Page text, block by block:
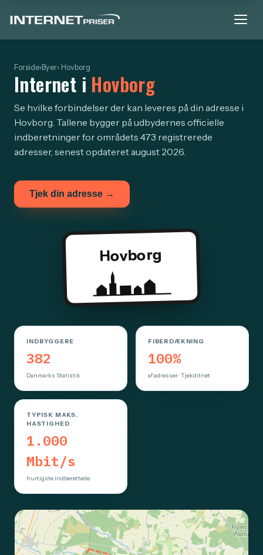
Forside›Byer› Hovborg
Internet i Hovborg
Se hvilke forbindelser der kan leveres på din adresse i
Hovborg. Tallene bygger på udbydernes officielle
indberetninger for områdets 473 registrerede
adresser, senest opdateret august 2026.
Tjek din adresse →
Hovborg
INDBYGGERE
382
Danmarks Statistik
FIBERDÆKNING
100%
af adresser · Tjekditnet
TYPISK MAKS.
HASTIGHED
1.000
Mbit/s
hurtigste indberettede